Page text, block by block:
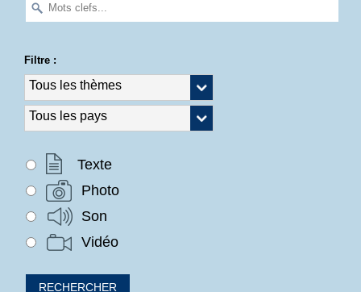
Filtre :
Texte
Photo
Son
Vidéo